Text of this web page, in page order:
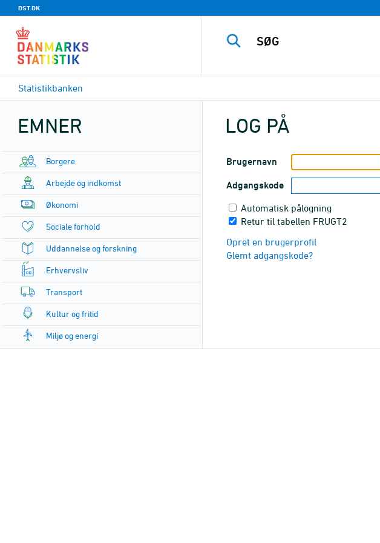
DST.DK
Statistikbanken
EMNER
Borgere
Arbejde og indkomst
Økonomi
Sociale forhold
Uddannelse og forskning
Erhvervsliv
Transport
Kultur og fritid
Miljø og energi
LOG PÅ
Brugernavn
Adgangskode
Automatisk pålogning
Retur til tabellen FRUGT2
Opret en brugerprofil
Glemt adgangskode?